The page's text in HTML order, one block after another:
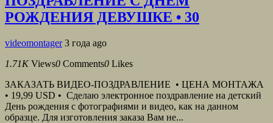
РОЖДЕНИЯ ДЕВУШКЕ • 30
videomontager 3 года ago
1.71K Views0 Comments0 Likes
ЗАКАЗАТЬ ВИДЕО-ПОЗДРАВЛЕНИЕ • ЦЕНА МОНТАЖА
• 19,99 USD • Сделаю электронное поздравление на детский
День рождения с фотографиями и видео, как на данном
образце. Для изготовления заказа Вам не...